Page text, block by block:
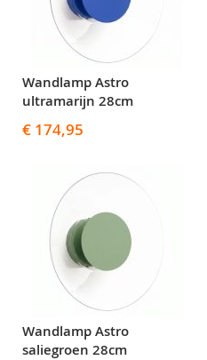
Wandlamp Astro
ultramarijn 28cm
€ 174,95
Wandlamp Astro
saliegroen 28cm